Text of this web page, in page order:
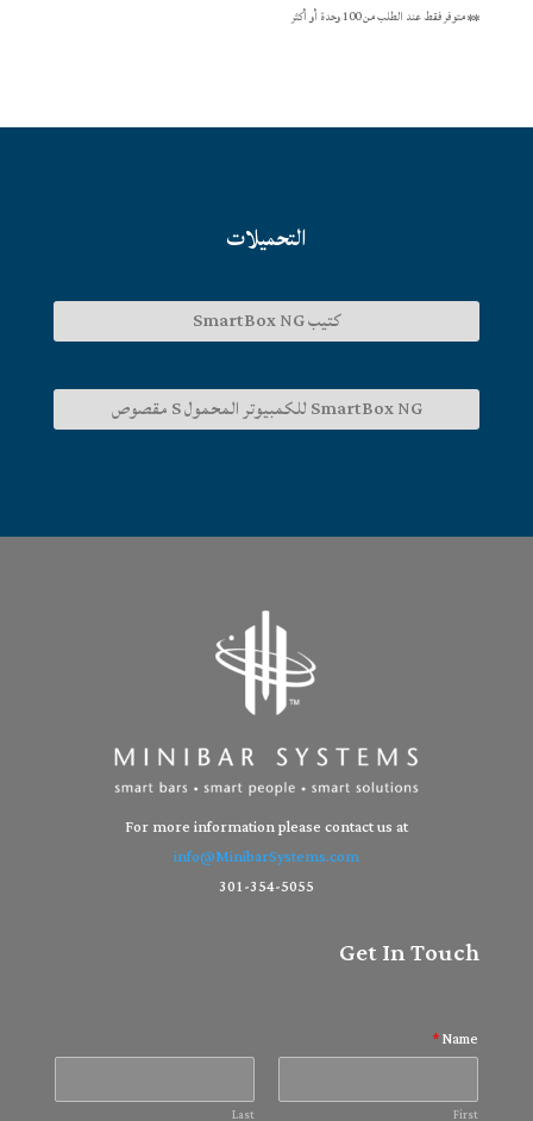
** متوفر فقط عند الطلب من 100 وحدة أو أكثر
التحميلات
كتيب SmartBox NG
SmartBox NG للكمبيوتر المحمول S مقصوص
For more information please contact us at
info@MinibarSystems.com
301-354-5055
Get In Touch
Name
*
First
Last